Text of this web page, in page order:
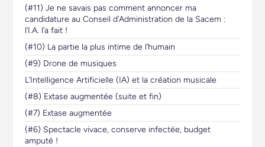
(#11) Je ne savais pas comment annoncer ma
candidature au Conseil d’Administration de la Sacem :
l’I.A. l’a fait !
(#10) La partie la plus intime de l’humain
(#9) Drone de musiques
L’Intelligence Artificielle (IA) et la création musicale
(#8) Extase augmentée (suite et fin)
(#7) Extase augmentée
(#6) Spectacle vivace, conserve infectée, budget
amputé !